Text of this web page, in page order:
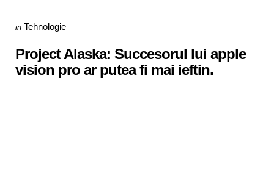
Categories
Posted
in Tehnologie
Project Alaska: Succesorul lui apple
vision pro ar putea fi mai ieftin.